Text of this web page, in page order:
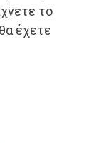
το
έχετε